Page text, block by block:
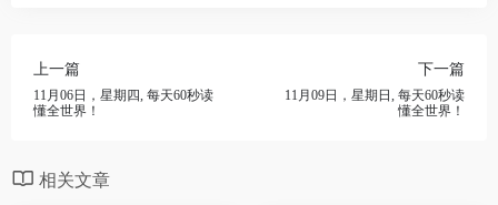
上一篇
11月06日，星期四, 每天60秒读
懂全世界！
下一篇
11月09日，星期日, 每天60秒读
懂全世界！
相关文章